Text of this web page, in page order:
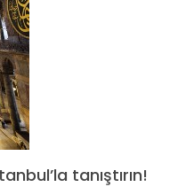
tanıştırın!